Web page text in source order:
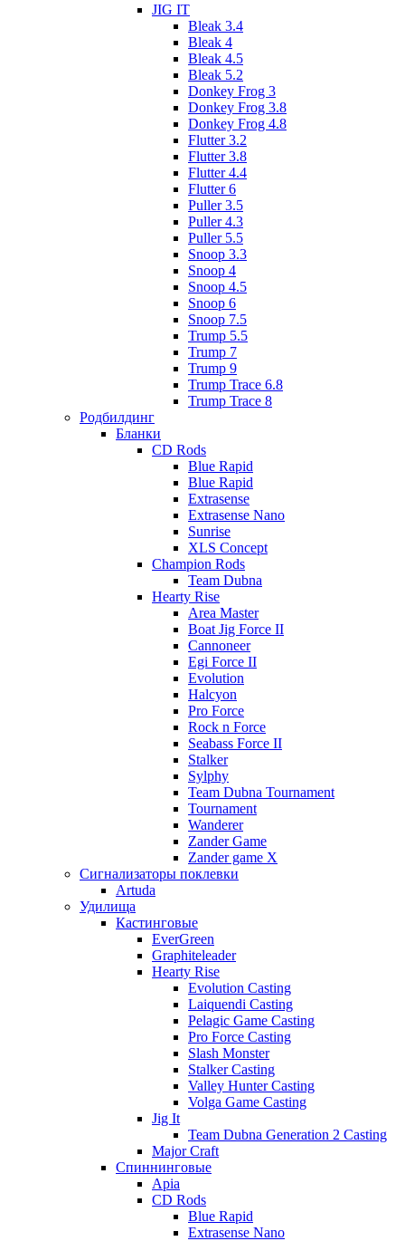
JIG IT
Bleak 3.4
Bleak 4
Bleak 4.5
Bleak 5.2
Donkey Frog 3
Donkey Frog 3.8
Donkey Frog 4.8
Flutter 3.2
Flutter 3.8
Flutter 4.4
Flutter 6
Puller 3.5
Puller 4.3
Puller 5.5
Snoop 3.3
Snoop 4
Snoop 4.5
Snoop 6
Snoop 7.5
Trump 5.5
Trump 7
Trump 9
Trump Trace 6.8
Trump Trace 8
Родбилдинг
Бланки
CD Rods
Blue Rapid
Blue Rapid
Extrasense
Extrasense Nano
Sunrise
XLS Concept
Champion Rods
Team Dubna
Hearty Rise
Area Master
Boat Jig Force II
Cannoneer
Egi Force II
Evolution
Halcyon
Pro Force
Rock n Force
Seabass Force II
Stalker
Sylphy
Team Dubna Tournament
Tournament
Wanderer
Zander Game
Zander game X
Сигнализаторы поклевки
Artuda
Удилища
Кастинговые
EverGreen
Graphiteleader
Hearty Rise
Evolution Casting
Laiquendi Casting
Pelagic Game Casting
Pro Force Casting
Slash Monster
Stalker Casting
Valley Hunter Casting
Volga Game Casting
Jig It
Team Dubna Generation 2 Casting
Major Craft
Спиннинговые
Apia
CD Rods
Blue Rapid
Extrasense Nano